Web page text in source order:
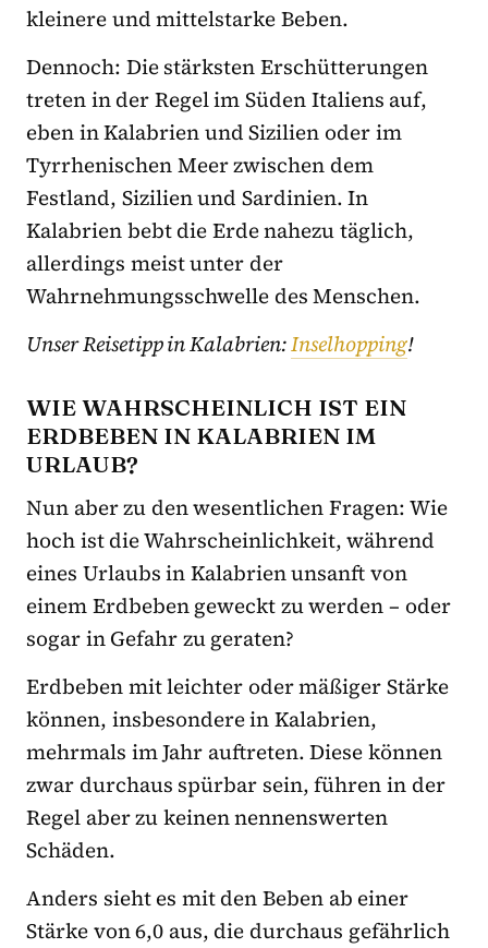
kleinere und mittelstarke Beben.
Dennoch: Die stärksten Erschütterungen
treten in der Regel im Süden Italiens auf,
eben in Kalabrien und Sizilien oder im
Tyrrhenischen Meer zwischen dem
Festland, Sizilien und Sardinien. In
Kalabrien bebt die Erde nahezu täglich,
allerdings meist unter der
Wahrnehmungsschwelle des Menschen.
Unser Reisetipp in Kalabrien:Inselhopping!
WIE WAHRSCHEINLICH IST EIN
ERDBEBEN IN KALABRIEN IM
URLAUB?
Nun aber zu den wesentlichen Fragen: Wie
hoch ist die Wahrscheinlichkeit, während
eines Urlaubs in Kalabrien unsanft von
einem Erdbeben geweckt zu werden – oder
sogar in Gefahr zu geraten?
Erdbeben mit leichter oder mäßiger Stärke
können, insbesondere in Kalabrien,
mehrmals im Jahr auftreten. Diese können
zwar durchaus spürbar sein, führen in der
Regel aber zu keinen nennenswerten
Schäden.
Anders sieht es mit den Beben ab einer
Stärke von 6,0 aus, die durchaus gefährlich